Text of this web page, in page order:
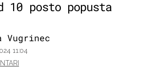
10 posto popusta
Vugrinec
11:04